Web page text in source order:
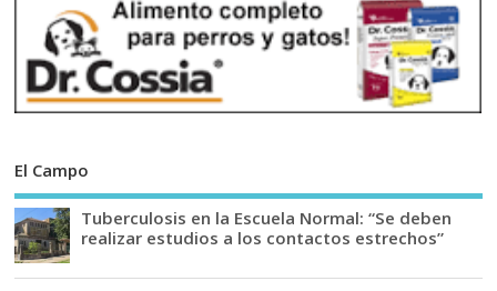
El Campo
Tuberculosis en la Escuela Normal: “Se deben
realizar estudios a los contactos estrechos”